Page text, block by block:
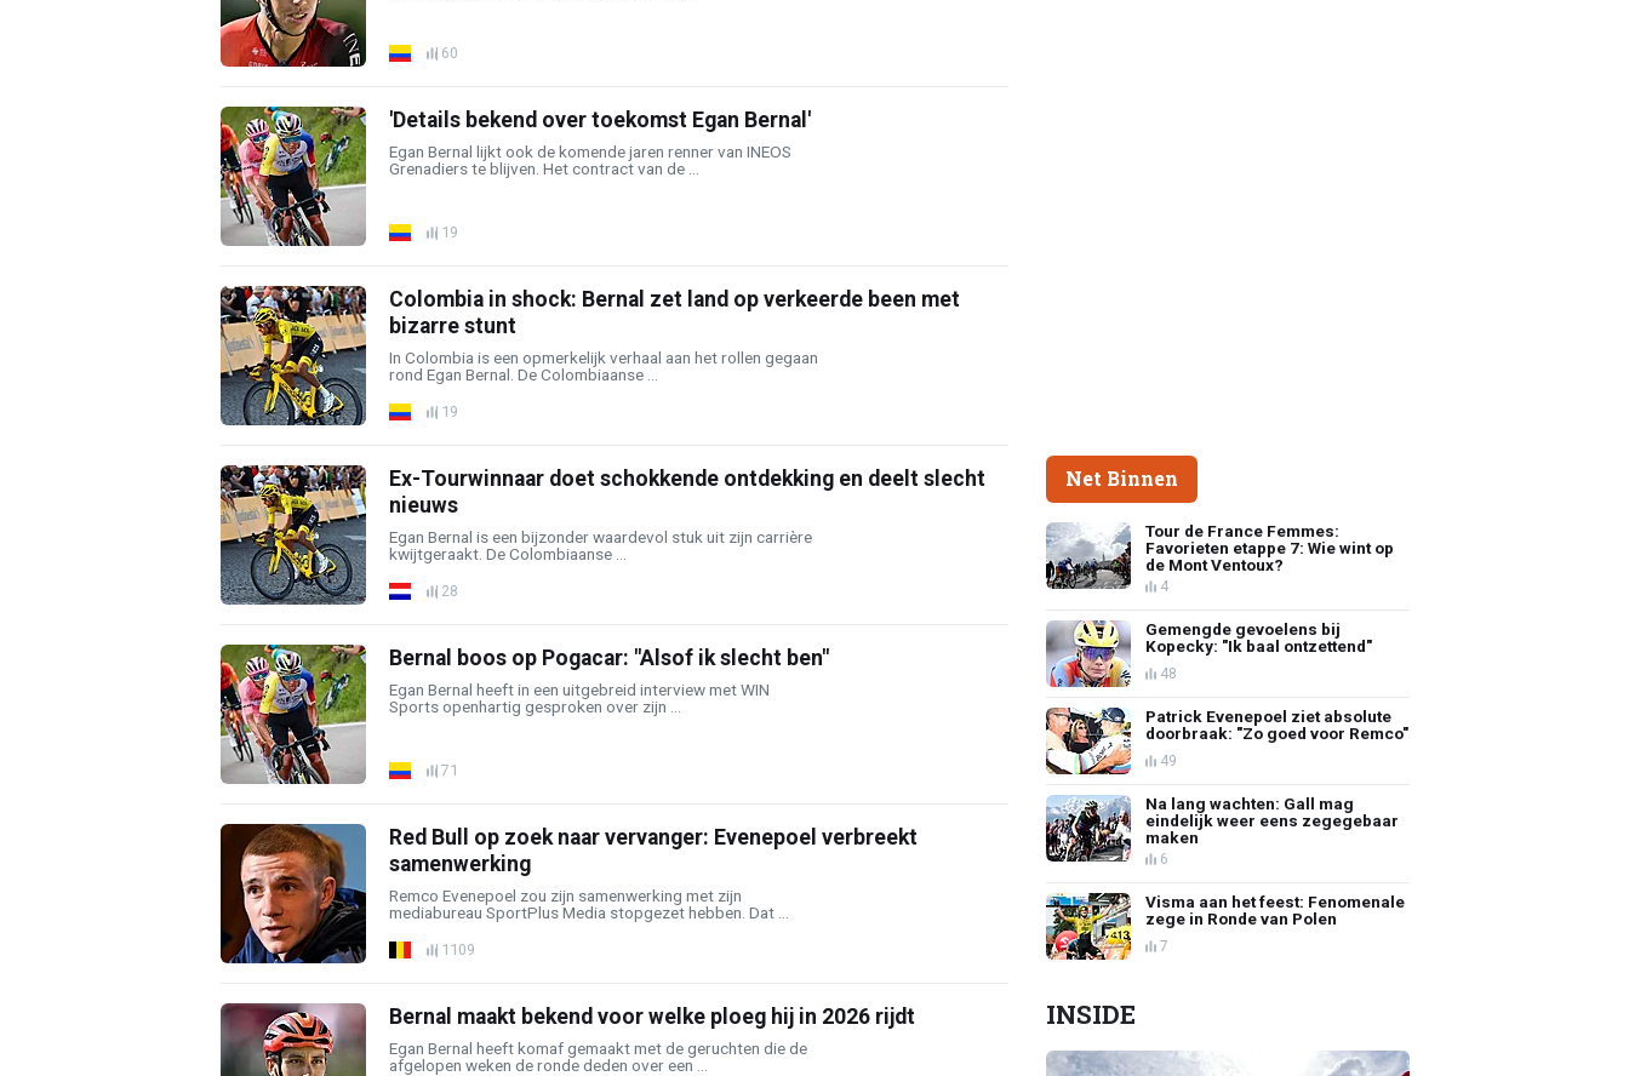
60
'Details bekend over toekomst Egan Bernal'
Egan Bernal lijkt ook de komende jaren renner van INEOS
Grenadiers te blijven. Het contract van de ...
19
Colombia in shock: Bernal zet land op verkeerde been met
bizarre stunt
In Colombia is een opmerkelijk verhaal aan het rollen gegaan
rond Egan Bernal. De Colombiaanse ...
19
Ex-Tourwinnaar doet schokkende ontdekking en deelt slecht
nieuws
Egan Bernal is een bijzonder waardevol stuk uit zijn carrière
kwijtgeraakt. De Colombiaanse ...
28
Bernal boos op Pogacar: "Alsof ik slecht ben"
Egan Bernal heeft in een uitgebreid interview met WIN
Sports openhartig gesproken over zijn ...
71
Red Bull op zoek naar vervanger: Evenepoel verbreekt
samenwerking
Remco Evenepoel zou zijn samenwerking met zijn
mediabureau SportPlus Media stopgezet hebben. Dat ...
1109
Bernal maakt bekend voor welke ploeg hij in 2026 rijdt
Egan Bernal heeft komaf gemaakt met de geruchten die de
afgelopen weken de ronde deden over een ...
Net Binnen
Tour de France Femmes:
Favorieten etappe 7: Wie wint op
de Mont Ventoux?
4
Gemengde gevoelens bij
Kopecky: "Ik baal ontzettend"
48
Patrick Evenepoel ziet absolute
doorbraak: "Zo goed voor Remco"
49
Na lang wachten: Gall mag
eindelijk weer eens zegegebaar
maken
6
Visma aan het feest: Fenomenale
zege in Ronde van Polen
7
INSIDE